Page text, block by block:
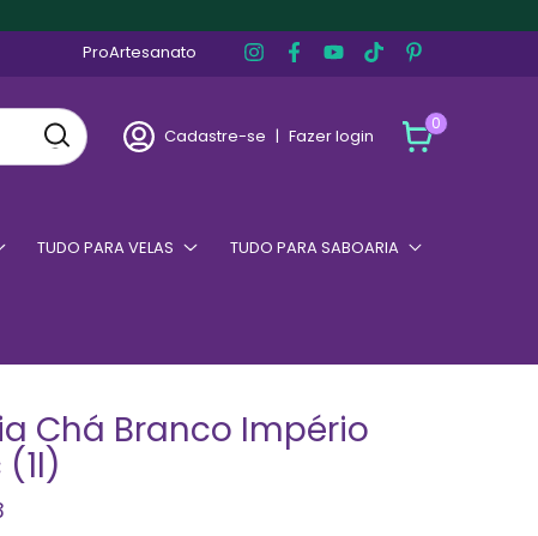
ProArtesanato
Cadastre-se | Fazer login
0
TUDO PARA VELAS TUDO PARA SABOARIA
Chá Branco Império